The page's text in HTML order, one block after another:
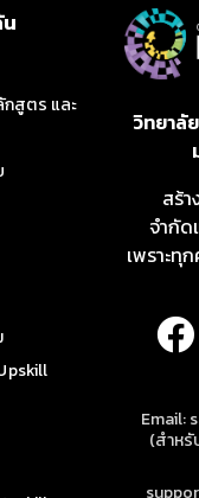
ารพัฒนาแผนธุรกิจ ทดสอบต
นอผลิตภัณฑ์ต้นแบบ
สูตร และ
วิทยาลั
สร้
จำกัด
เพราะทุ
Email:
(สำห